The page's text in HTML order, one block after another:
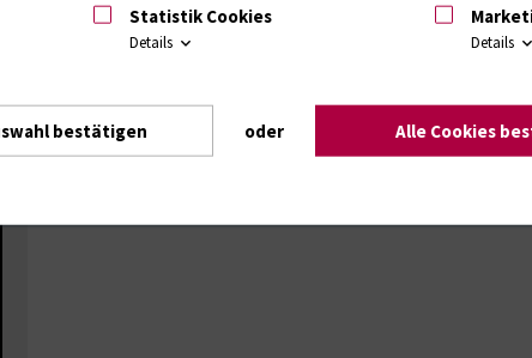
Statistik Cookies
Details Details
bestätigen oder Alle Cookies